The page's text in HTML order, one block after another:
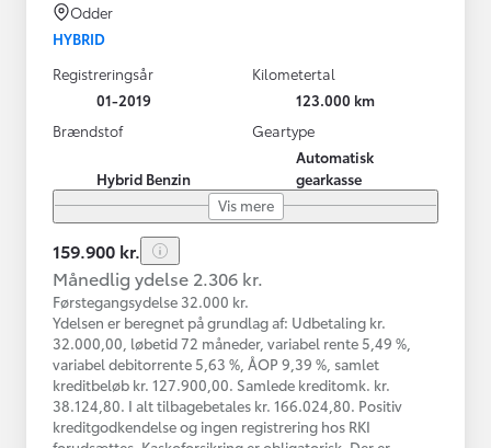
Odder
HYBRID
Registreringsår
01-2019
Kilometertal
123.000 km
Brændstof
Hybrid Benzin
Geartype
Automatisk
gearkasse
Vis mere
159.900 kr.
Månedlig ydelse 2.306 kr.
Førstegangsydelse 32.000 kr.
Ydelsen er beregnet på grundlag af: Udbetaling kr.
32.000,00, løbetid 72 måneder, variabel rente 5,49 %,
variabel debitorrente 5,63 %, ÅOP 9,39 %, samlet
kreditbeløb kr. 127.900,00. Samlede kreditomk. kr.
38.124,80. I alt tilbagebetales kr. 166.024,80. Positiv
kreditgodkendelse og ingen registrering hos RKI